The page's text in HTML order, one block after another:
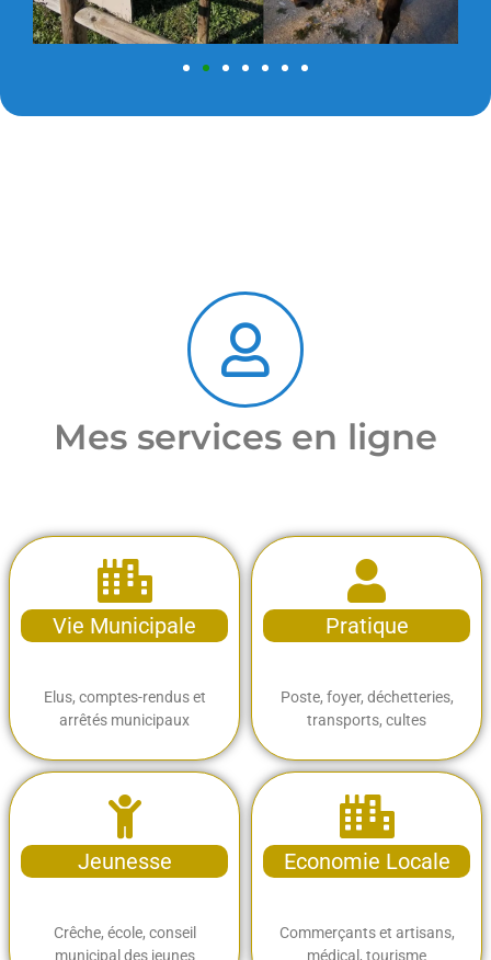
Mes services en ligne
Vie Municipale
Elus, comptes-rendus et
arrêtés municipaux
Pratique
Poste, foyer, déchetteries,
transports, cultes
Jeunesse
Crêche, école, conseil
municipal des jeunes
Economie Locale
Commerçants et artisans,
médical, tourisme